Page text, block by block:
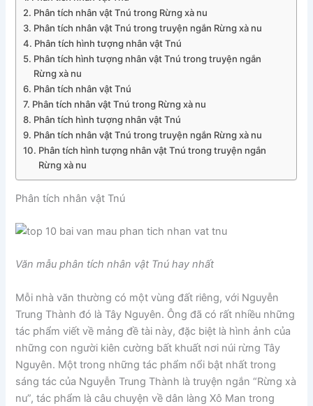
Phân tích nhân vật Tnú trong Rừng xà nu
Phân tích nhân vật Tnú trong truyện ngắn Rừng xà nu
Phân tích hình tượng nhân vật Tnú
Phân tích hình tượng nhân vật Tnú trong truyện ngắn
Rừng xà nu
Phân tích nhân vật Tnú
Phân tích nhân vật Tnú trong Rừng xà nu
Phân tích hình tượng nhân vật Tnú
Phân tích nhân vật Tnú trong truyện ngắn Rừng xà nu
Phân tích hình tượng nhân vật Tnú trong truyện ngắn
Rừng xà nu
Phân tích nhân vật Tnú
Văn mẫu phân tích nhân vật Tnú hay nhất
Mỗi nhà văn thường có một vùng đất riêng, với Nguyễn
Trung Thành đó là Tây Nguyên. Ông đã có rất nhiều những
tác phẩm viết về mảng đề tài này, đặc biệt là hình ảnh của
những con người kiên cường bất khuất nơi núi rừng Tây
Nguyên. Một trong những tác phẩm nổi bật nhất trong
sáng tác của Nguyễn Trung Thành là truyện ngắn “Rừng xà
nu”, tác phẩm là câu chuyện về dân làng Xô Man trong